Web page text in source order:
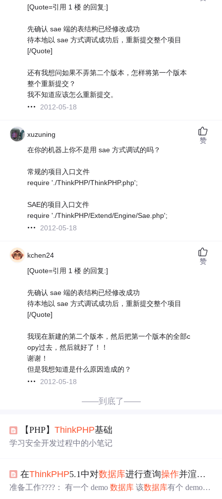
[Quote=引用 1 楼 的回复:]
先确认 sae 端的表结构已经修改成功
待本地以 sae 方式调试成功后，重新提交整个项目
[/Quote]
还有我想问如果不弄第二个版本，怎样将第一个版本
整个重新提交？
我不知道应该怎么重新提交。
2012-05-18
xuzuning
在你的机器上你不是用 sae 方式调试的吗？
常规的项目入口文件
require './ThinkPHP/ThinkPHP.php';
SAE的项目入口文件
require './ThinkPHP/Extend/Engine/Sae.php';
2012-05-18
赞
kchen24
[Quote=引用 1 楼 的回复:]
先确认 sae 端的表结构已经修改成功
待本地以 sae 方式调试成功后，重新提交整个项目
[/Quote]
我现在新建的第二个版本，然后把第一个版本的全部c
opy过去，然后就好了！！
谢谢！
但是我想知道是什么原因造成的？
2012-05-18
赞
——到底了——
【PHP】ThinkPHP基础
学习安全开发过程中的小笔记
在ThinkPHP5.1中对数据库进行查询操作并渲染到页面
准备工作????： 有一个 demo数据库 该数据库有个 demo_u